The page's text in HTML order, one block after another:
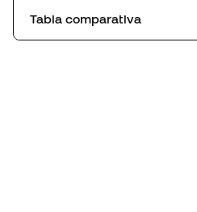
Tabla comparativa